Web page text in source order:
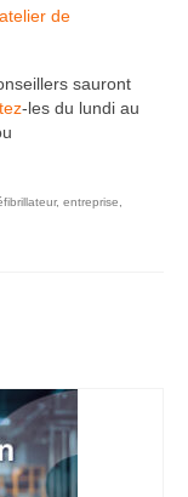
atelier de
sauront
-les du lundi au
, entreprise